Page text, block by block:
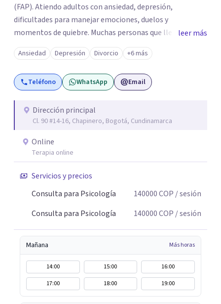
(FAP). Atiendo adultos con ansiedad, depresión,
dificultades para manejar emociones, duelos y
momentos de quiebre. Muchas personas que llegan a
consulta no solo cargan con un síntoma: sienten que sus
propias reacciones emocionales les complican más la
vida. Desde ahí trabajamos. No busco eliminar el
malestar a la fuerza. Prefiero entender qué lo sostiene y
forma presencial y también online.
leer más
Ansiedad Depresión Divorcio +6 más
Teléfono WhatsApp Email
Dirección principal
Cl. 90 #14-16, Chapinero, Bogotá, Cundinamarca
Online
Terapia online
Servicios y precios
Consulta para Psicología
140000COP / sesión
Consulta para Psicología
140000COP / sesión
Mañana Más horas
14:00 15:00
16:00
17:00
18:00 19:00